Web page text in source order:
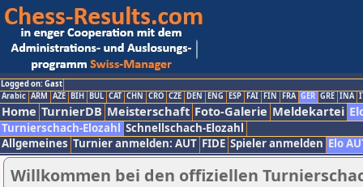
Logged on: Gast
Arabic ARM AZE BIH BUL CAT CHN CRO CZE DEN ENG ESP FAI FIN FRA GER GRE INA
Home TurnierDB Meisterschaft Foto-Galerie Meldekartei
Turnierschach-Elozahl Schnellschach-Elozahl
Allgemeines Turnier anmelden: AUT FIDE Spieler anmelden Elo
Willkommen bei den offiziellen